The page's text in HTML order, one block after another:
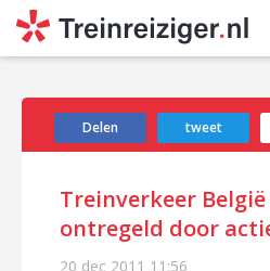
Delen tweet
Treinverkeer
ontregeld door
20 dec 2011 11:56